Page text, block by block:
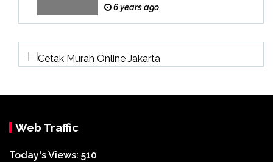
6 years ago
Web Traffic
Today's Views: 510